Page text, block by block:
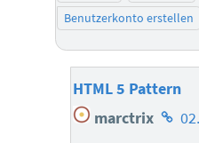
Benutzerkonto erstellen
HTML 5 Pattern
marctrix